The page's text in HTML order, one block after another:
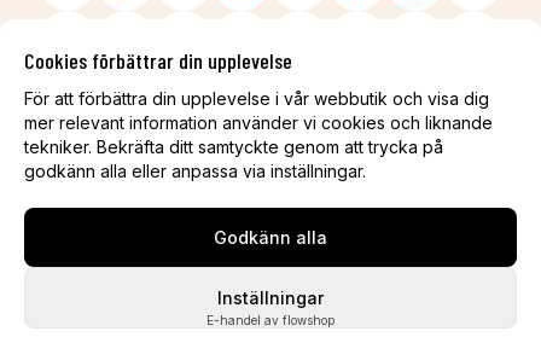
Cookies förbättrar din upplevelse
För att förbättra din upplevelse i vår webbutik och visa dig
mer relevant information använder vi cookies och liknande
tekniker. Bekräfta ditt samtyckte genom att trycka på
godkänn alla eller anpassa via inställningar.
Inställningar
Godkänn alla
E-handel av flowshop